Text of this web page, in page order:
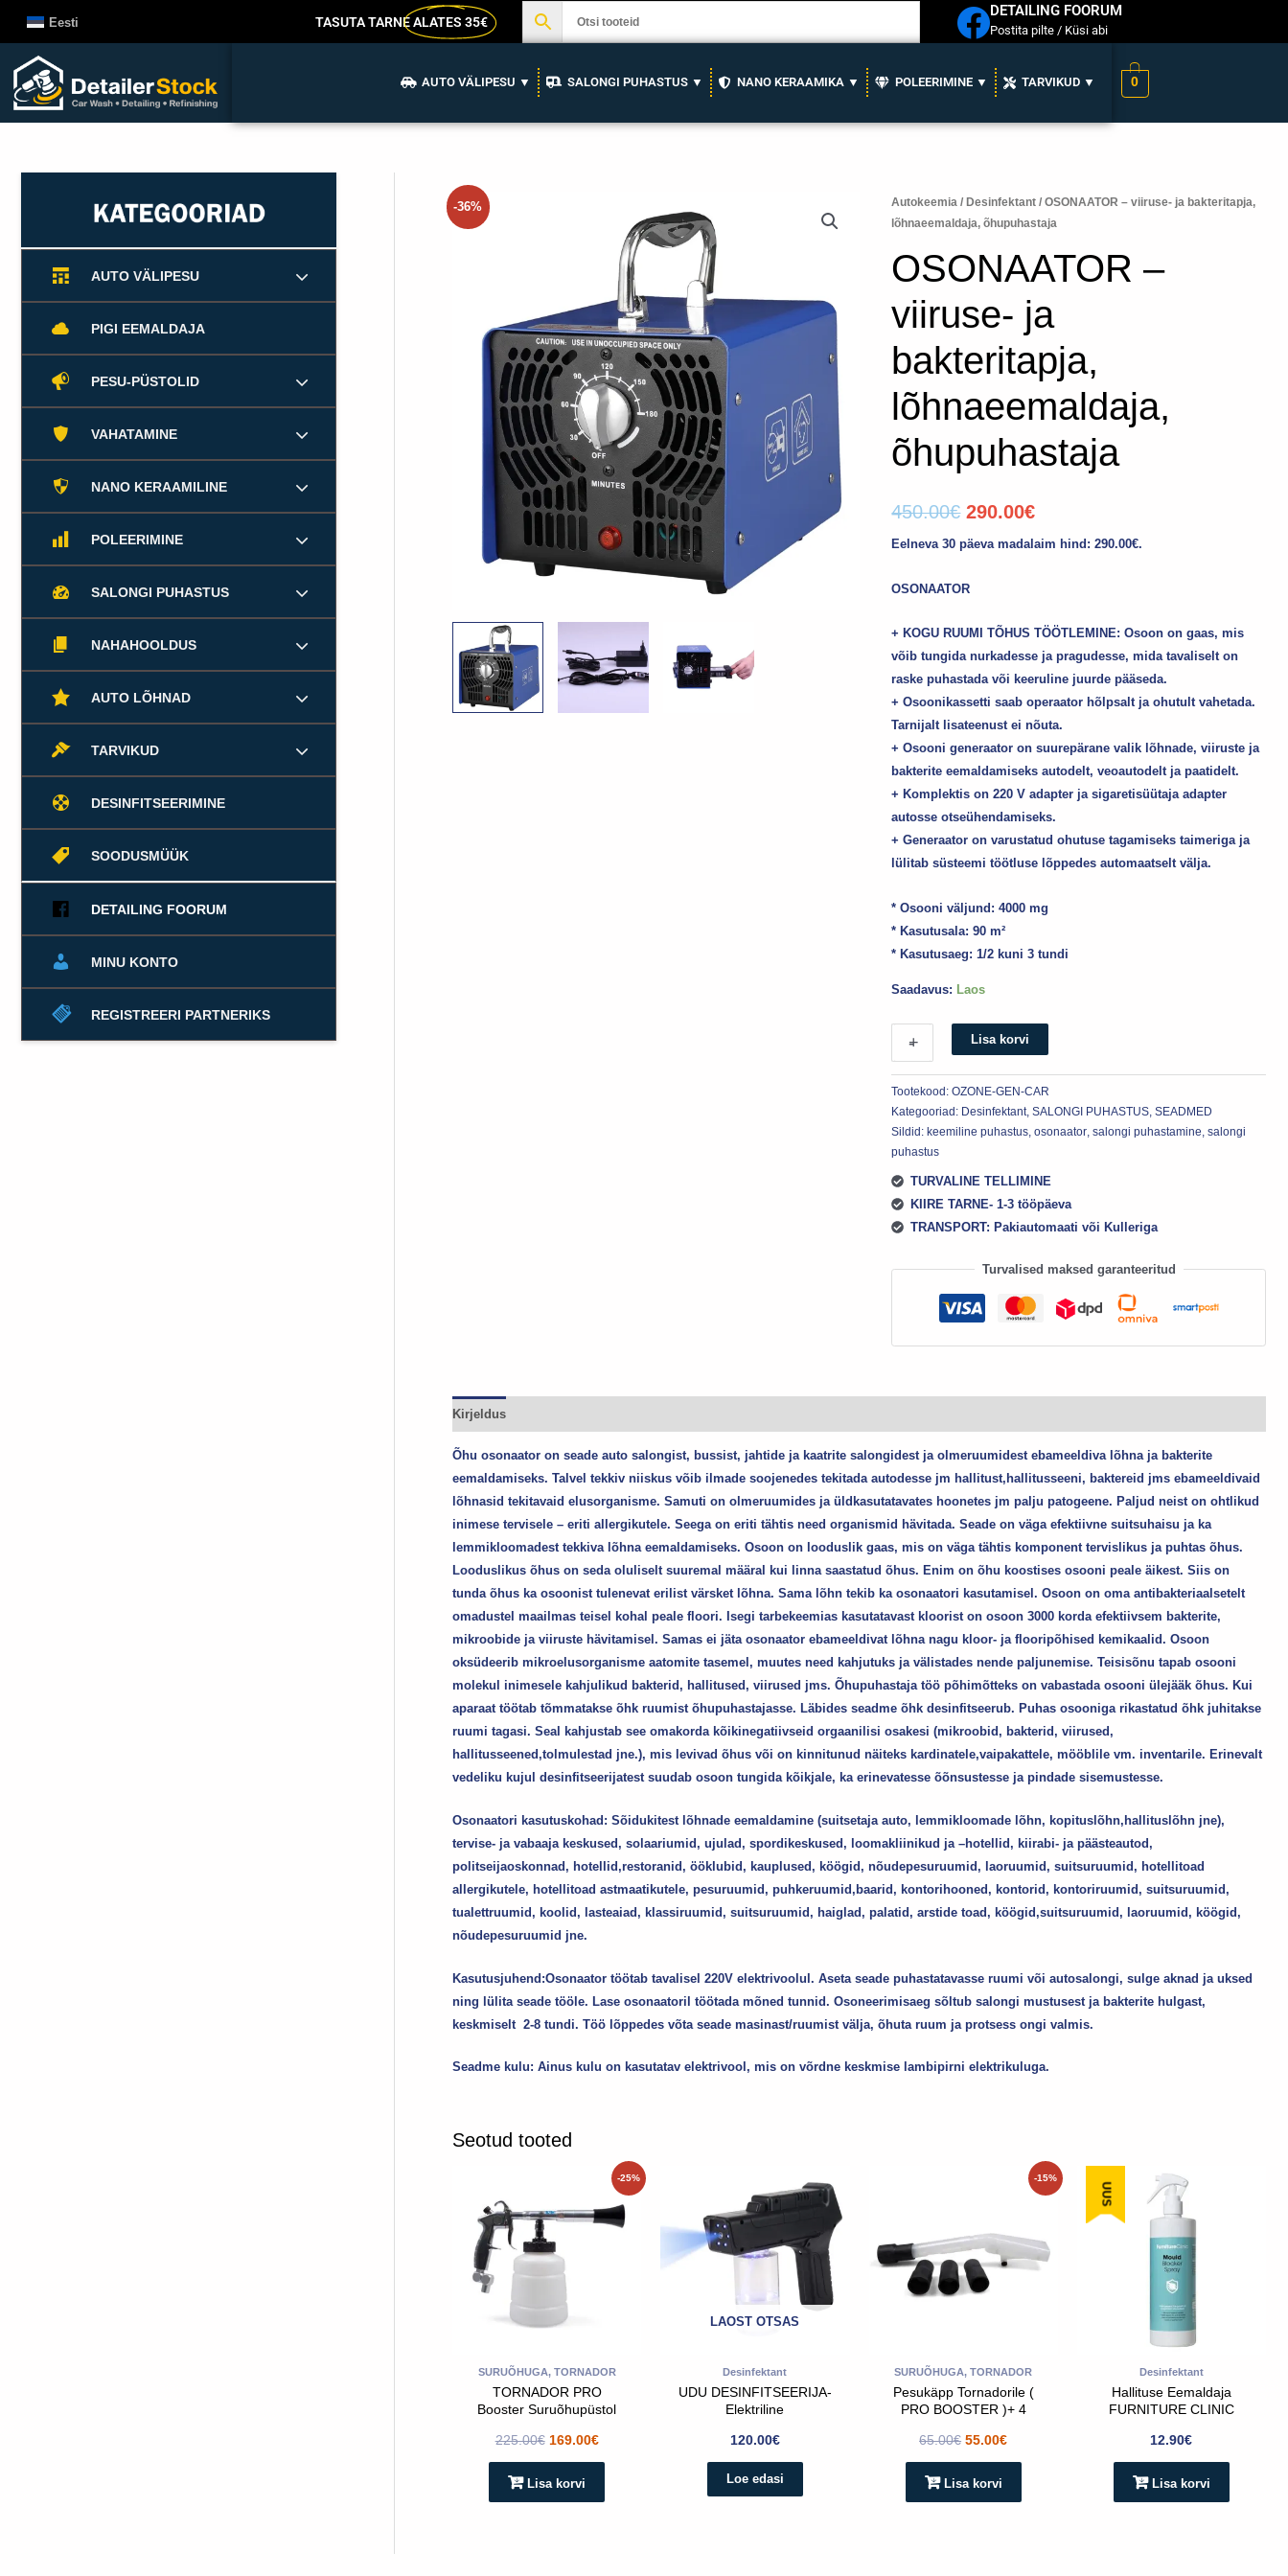
juurde
Eesti TASUTA TARNEALATES 35€
DETAILING FOORUM
Postita pilte / Küsi abi
AUTO VÄLIPESU ▼ SALONGI PUHASTUS ▼ NANO KERAAMIKA ▼ POLEERIMINE ▼ TARVIKUD ▼ 0
AUTO VÄLIPESU
PIGI EEMALDAJA
PESU-PÜSTOLID
VAHATAMINE
NANO KERAAMILINE
POLEERIMINE
SALONGI PUHASTUS
NAHAHOOLDUS
AUTO LÕHNAD
TARVIKUD
DESINFITSEERIMINE
SOODUSMÜÜK
DETAILING FOORUM
MINU KONTO
REGISTREERI PARTNERIKS
-36% Autokeemia / Desinfektant / OSONAATOR – viiruse- ja bakteritapja,
lõhnaeemaldaja, õhupuhastaja
OSONAATOR –
viiruse- ja
bakteritapja,
lõhnaeemaldaja,
õhupuhastaja
450.00€
Algne
oli:
450.00€.
290.00€
Praegune
on:
290.00€.
Eelneva 30 päeva madalaim hind:290.00€.
OSONAATOR
+ KOGU RUUMI TÕHUS TÖÖTLEMINE: Osoon on gaas, mis
võib tungida nurkadesse ja pragudesse, mida tavaliselt on
raske puhastada või keeruline juurde pääseda.
+ Osoonikassetti saab operaator hõlpsalt ja ohutult vahetada.
Tarnijalt lisateenust ei nõuta.
+ Osooni generaator on suurepärane valik lõhnade, viiruste ja
bakterite eemaldamiseks autodelt, veoautodelt ja paatidelt.
+ Komplektis on 220 V adapter ja sigaretisüütaja adapter
autosse otseühendamiseks.
+ Generaator on varustatud ohutuse tagamiseks taimeriga ja
lülitab süsteemi töötluse lõppedes automaatselt välja.
* Osooni väljund: 4000 mg
* Kasutusala: 90 m²
* Kasutusaeg: 1/2 kuni 3 tundi
Saadavus: Laos
-
OSONAATOR
-
ja
lõhnaeemaldaja,
kogus
+ Lisa korvi
Tootekood:OZONE-GEN-CAR
Kategooriad: Desinfektant ,SALONGI PUHASTUS ,SEADMED
Sildid:keemiline puhastus ,osonaator ,salongi puhastamine ,salongi
puhastus
TURVALINE TELLIMINE
KIIRE TARNE- 1-3 tööpäeva
TRANSPORT: Pakiautomaati või Kulleriga
Turvalised maksed garanteeritud
Kirjeldus
Õhu osonaator on seade auto salongist, bussist, jahtide ja kaatrite salongidest ja olmeruumidest ebameeldiva lõhna ja bakterite
eemaldamiseks. Talvel tekkiv niiskus võib ilmade soojenedes tekitada autodesse jm hallitust,hallitusseeni, baktereid jms ebameeldivaid
lõhnasid tekitavaid elusorganisme. Samuti on olmeruumides ja üldkasutatavates hoonetes jm palju patogeene. Paljud neist on ohtlikud
inimese tervisele – eriti allergikutele. Seega on eriti tähtis need organismid hävitada. Seade on väga efektiivne suitsuhaisu ja ka
lemmikloomadest tekkiva lõhna eemaldamiseks. Osoon on looduslik gaas, mis on väga tähtis komponent tervislikus ja puhtas õhus.
Looduslikus õhus on seda oluliselt suuremal määral kui linna saastatud õhus. Enim on õhu koostises osooni peale äikest. Siis on
tunda õhus ka osoonist tulenevat erilist värsket lõhna. Sama lõhn tekib ka osonaatori kasutamisel. Osoon on oma antibakteriaalsetelt
omadustel maailmas teisel kohal peale floori. Isegi tarbekeemias kasutatavast kloorist on osoon 3000 korda efektiivsem bakterite,
mikroobide ja viiruste hävitamisel. Samas ei jäta osonaator ebameeldivat lõhna nagu kloor- ja flooripõhised kemikaalid. Osoon
oksüdeerib mikroelusorganisme aatomite tasemel, muutes need kahjutuks ja välistades nende paljunemise. Teisisõnu tapab osooni
molekul inimesele kahjulikud bakterid, hallitused, viirused jms. Õhupuhastaja töö põhimõtteks on vabastada osooni ülejääk õhus. Kui
aparaat töötab tõmmatakse õhk ruumist õhupuhastajasse. Läbides seadme õhk desinfitseerub. Puhas osooniga rikastatud õhk juhitakse
ruumi tagasi. Seal kahjustab see omakorda kõikinegatiivseid orgaanilisi osakesi (mikroobid, bakterid, viirused,
hallitusseened,tolmulestad jne.), mis levivad õhus või on kinnitunud näiteks kardinatele,vaipakattele, mööblile vm. inventarile. Erinevalt
vedeliku kujul desinfitseerijatest suudab osoon tungida kõikjale, ka erinevatesse õõnsustesse ja pindade sisemustesse.
Osonaatori kasutuskohad: Sõidukitest lõhnade eemaldamine (suitsetaja auto, lemmikloomade lõhn, kopituslõhn,hallituslõhn jne),
tervise- ja vabaaja keskused, solaariumid, ujulad, spordikeskused, loomakliinikud ja –hotellid, kiirabi- ja päästeautod,
politseijaoskonnad, hotellid,restoranid, ööklubid, kauplused, köögid, nõudepesuruumid, laoruumid, suitsuruumid, hotellitoad
allergikutele, hotellitoad astmaatikutele, pesuruumid, puhkeruumid,baarid, kontorihooned, kontorid, kontoriruumid, suitsuruumid,
tualettruumid, koolid, lasteaiad, klassiruumid, suitsuruumid, haiglad, palatid, arstide toad, köögid,suitsuruumid, laoruumid, köögid,
nõudepesuruumid jne.
Kasutusjuhend:Osonaator töötab tavalisel 220V elektrivoolul. Aseta seade puhastatavasse ruumi või autosalongi, sulge aknad ja uksed
ning lülita seade tööle. Lase osonaatoril töötada mõned tunnid. Osoneerimisaeg sõltub salongi mustusest ja bakterite hulgast,
keskmiselt 2-8 tundi. Töö lõppedes võta seade masinast/ruumist välja, õhuta ruum ja protsess ongi valmis.
Seadme kulu: Ainus kulu on kasutatav elektrivool, mis on võrdne keskmise lambipirni elektrikuluga.
Seotud tooted
-25%
SURUÕHUGA, TORNADOR
TORNADOR PRO
Booster Suruõhupüstol
225.00€
oli:
225.00€.
169.00€
Praegune
hind
on:
169.00€.
Lisa korvi
LAOST OTSAS
Desinfektant
UDU DESINFITSEERIJA-
Elektriline
120.00€
Loe edasi
-15%
SURUÕHUGA, TORNADOR
Pesukäpp Tornadorile (
PRO BOOSTER )+ 4
65.00€ 55.00€
Praegune
hind
Lisa korvi
UUS
Desinfektant
Hallituse Eemaldaja
FURNITURE CLINIC
12.90€
Lisa korvi